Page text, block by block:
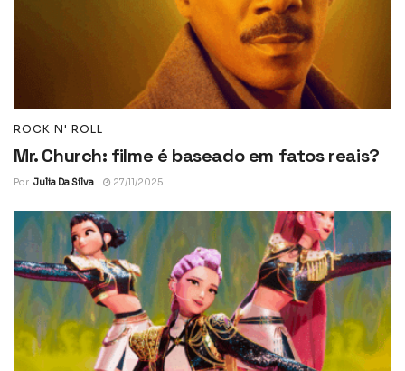
ROCK N' ROLL
Mr. Church: filme é baseado em fatos reais?
Por Julia Da Silva 27/11/2025